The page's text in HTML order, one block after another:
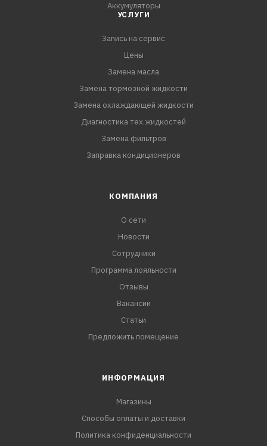
Аккумуляторы
УСЛУГИ
Запись на сервис
Цены
Замена масла
Замена тормозной жидкости
Замена охлаждающей жидкости
Диагностика тех.жидкостей
Замена фильтров
Заправка кондиционеров
КОМПАНИЯ
О сети
Новости
Сотрудники
Программа лояльности
Отзывы
Вакансии
Статьи
Предложить помещение
ИНФОРМАЦИЯ
Магазины
Способы оплаты и доставки
Политика конфиденциальности